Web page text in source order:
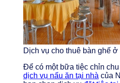
Dịch vụ cho thuê bàn ghế
Để có một bữa tiệc chỉn
dịch vụ nấu ăn tại nhà của